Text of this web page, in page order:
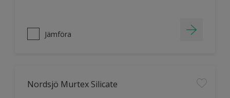
Jämföra
Nordsjö Murtex Silicate